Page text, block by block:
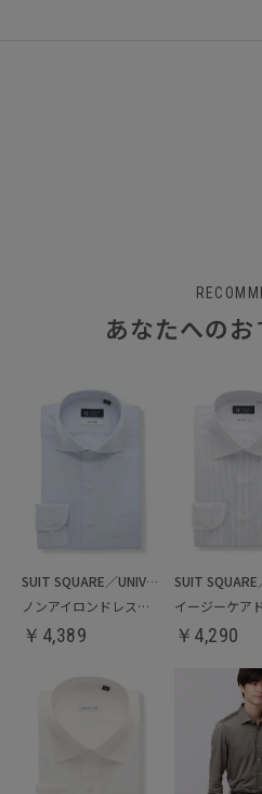
あなたへの
SUIT SQUARE／UNIVERSAL LANGUAGE
ノンアイロンドレスシャツ
￥ 4,389 ￥ 4,290